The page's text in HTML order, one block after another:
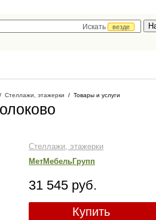
Искать
везде
Стеллажи, этажерки / Товары и услуги
Стеллажи, этажерки
МетМебельГрупп
31 545 руб.
Купить